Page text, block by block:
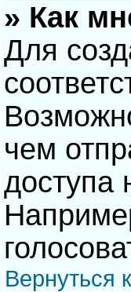
» Как
Для
чем
доступа
Вернуться